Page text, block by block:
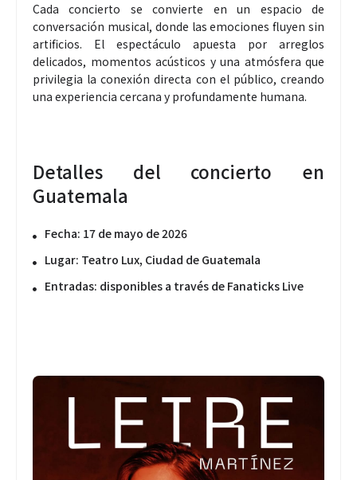
Cada concierto se convierte en un espacio de
conversación musical, donde las emociones fluyen sin
artificios. El espectáculo apuesta por arreglos
delicados, momentos acústicos y una atmósfera que
privilegia la conexión directa con el público, creando
una experiencia cercana y profundamente humana.
Detalles del concierto en
Guatemala
Fecha: 17 de mayo de 2026
Lugar: Teatro Lux, Ciudad de Guatemala
Entradas: disponibles a través de Fanaticks Live